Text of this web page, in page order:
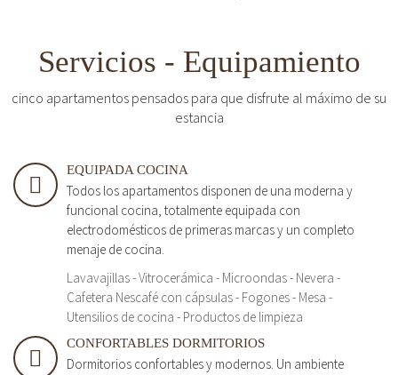
Servicios - Equipamiento
cinco apartamentos pensados para que disfrute al máximo de su
estancia
EQUIPADA COCINA
Todos los apartamentos disponen de una moderna y
funcional cocina, totalmente equipada con
electrodomésticos de primeras marcas y un completo
menaje de cocina.
Lavavajillas - Vitrocerámica - Microondas - Nevera -
Cafetera Nescafé con cápsulas - Fogones - Mesa -
Utensilios de cocina - Productos de limpieza
CONFORTABLES DORMITORIOS
Dormitorios confortables y modernos. Un ambiente